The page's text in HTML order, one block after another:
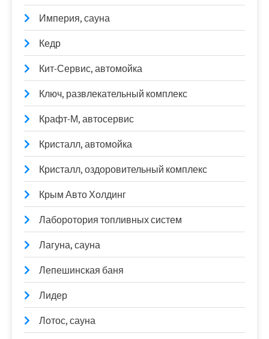
Империя, сауна
Кедр
Кит-Сервис, автомойка
Ключ, развлекательный комплекс
Крафт-М, автосервис
Кристалл, автомойка
Кристалл, оздоровительный комплекс
Крым Авто Холдинг
Лаборотория топливных систем
Лагуна, сауна
Лепешинская баня
Лидер
Лотос, сауна